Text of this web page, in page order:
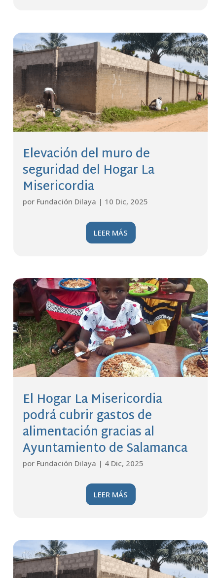
Elevación del muro de
seguridad del Hogar La
Misericordia
por Fundación Dilaya | 10 Dic, 2025
LEER MÁS
El Hogar La Misericordia
podrá cubrir gastos de
alimentación gracias al
Ayuntamiento de Salamanca
por Fundación Dilaya | 4 Dic, 2025
LEER MÁS